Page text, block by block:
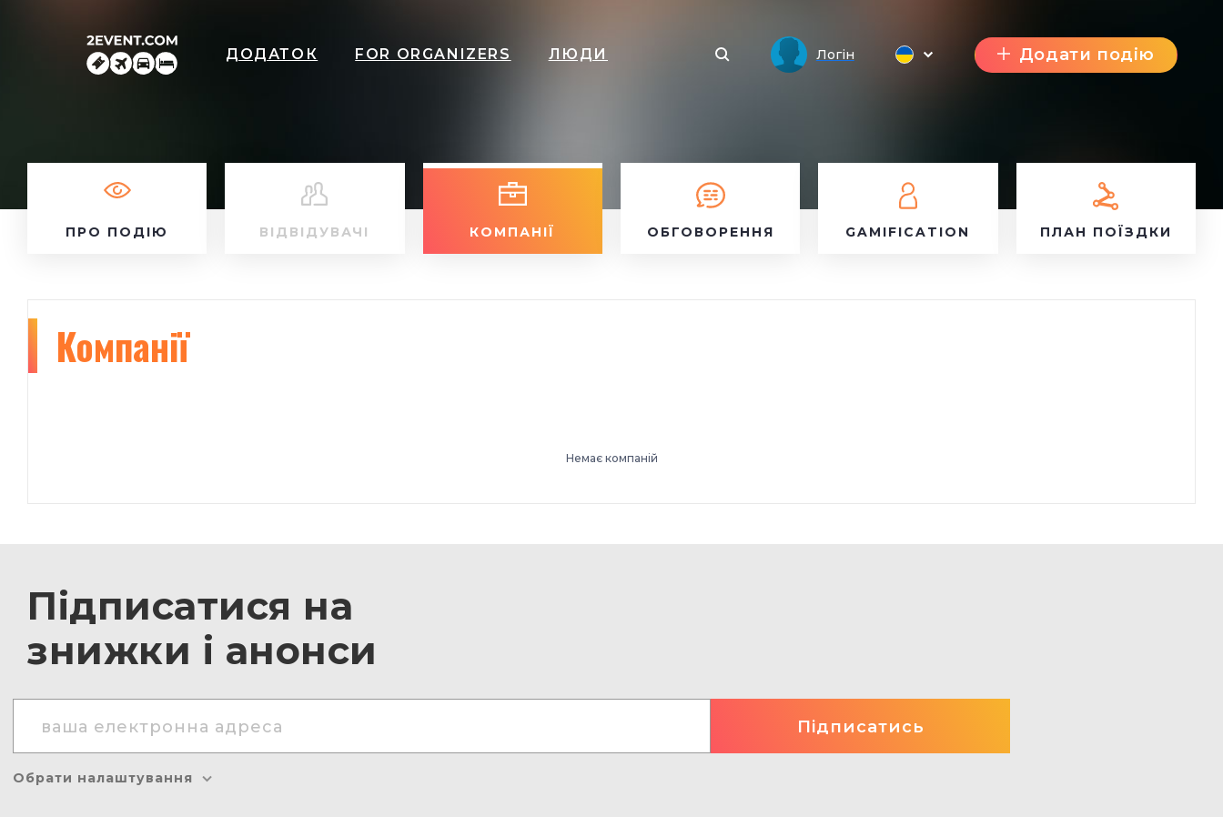
ДОДАТОК FOR ORGANIZERS ЛЮДИ Логін Додати подію
ПРО ПОДІЮ ВІДВІДУВАЧІ КОМПАНІЇ ОБГОВОРЕННЯ GAMIFICATION ПЛАН ПОЇЗДКИ
Компанії
Немає компаній
Підписатися на
знижки і анонси
Обрати налаштування